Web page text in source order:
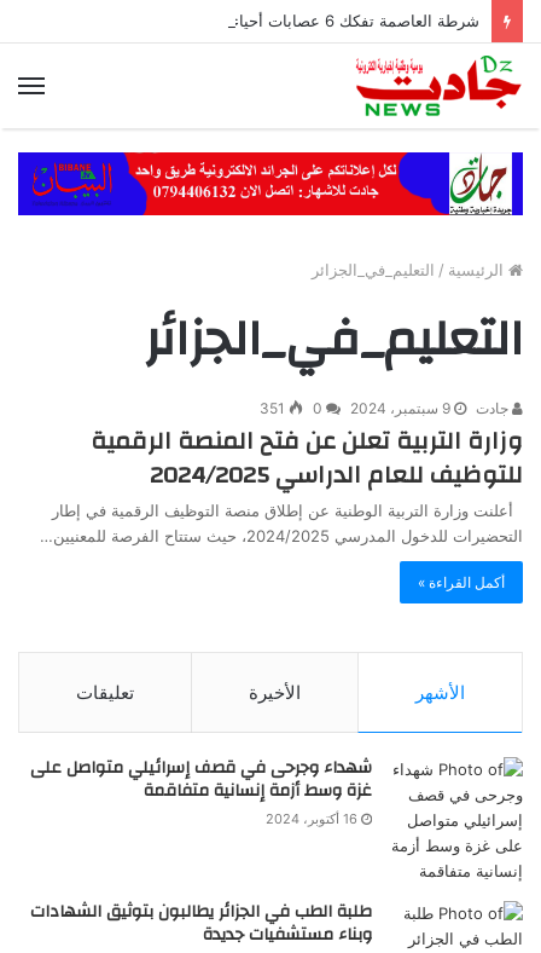
شرطة العاصمة تفكك 6 عصابات أحياء وتوقف 42 شخصًا
الرئيسية / التعليم_في_الجزائر
التعليم_في_الجزائر
جادت 9 سبتمبر، 2024 0
351
وزارة التربية تعلن عن فتح المنصة الرقمية
للتوظيف للعام الدراسي 2024/2025
أعلنت وزارة التربية الوطنية عن إطلاق منصة التوظيف الرقمية في إطار
التحضيرات للدخول المدرسي 2024/2025، حيث ستتاح الفرصة للمعنيين…
أكمل القراءة »
الأشهر الأخيرة تعليقات
شهداء وجرحى في قصف إسرائيلي متواصل على
غزة وسط أزمة إنسانية متفاقمة
16 أكتوبر، 2024
طلبة الطب في الجزائر يطالبون بتوثيق الشهادات
وبناء مستشفيات جديدة